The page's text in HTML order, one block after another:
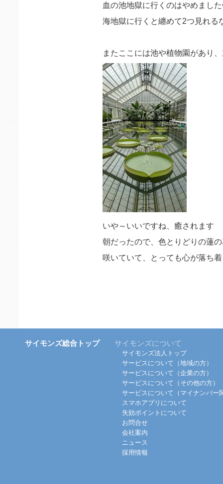
血の池地獄に行くのはやめまし
海地獄に行くと纏めて2つ見れる
またここには池や植物園があり
いや～いいですね、癒されます
朝だったので、色とりどりの蓮
咲いていて、とっても心が落ち
サイモンズ総合トップ サイモンズについて
サイモンズ法人トップ
サービスについて（地域の方）
サービスについて（企業の方）
サービスについて（その他の方）
サービスについて（マイナンバー
スマホアプリについて
失効ポイントについて
お問合せ
会社案内
ニュース
採用情報